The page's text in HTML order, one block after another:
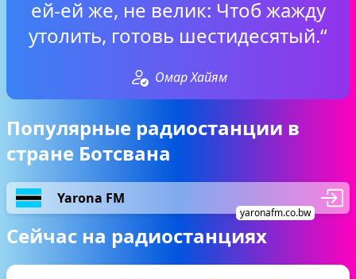
ей-ей же, не велик: Чтоб жажду
утолить, готовь шестидесятый.“
Омар Хайям
Популярные радиостанции в
стране Ботсвана
Yarona FM
yaronafm.co.bw
Сейчас на радиостанциях